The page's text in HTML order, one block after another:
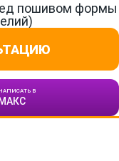
пошивом формы
В
МАКС